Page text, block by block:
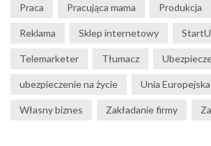
Praca Pracująca mama Produkcja
Reklama Sklep internetowy
Telemarketer Tłumacz
ubezpieczenie na życie Unia Europejska
Własny biznes Zakładanie firmy